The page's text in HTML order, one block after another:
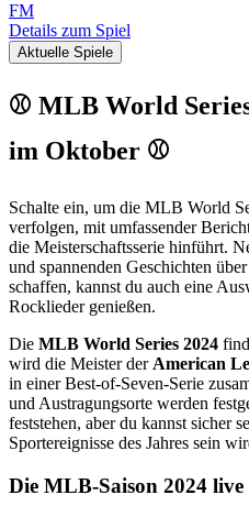
FM
Details zum Spiel
Aktuelle Spiele
⚾ MLB World
im Oktober ⚾
Schalte ein, um die MLB World
verfolgen, mit umfassender
die Meisterschaftsserie hinführt.
und spannenden Geschichten
schaffen, kannst du auch eine
Rocklieder genießen.
Die MLB World Series 2024
wird die Meister der American
in einer Best-of-Seven-Serie
und Austragungsorte werden
feststehen, aber du kannst sicher
Sportereignisse des Jahres sein
Die MLB-Saison 2024